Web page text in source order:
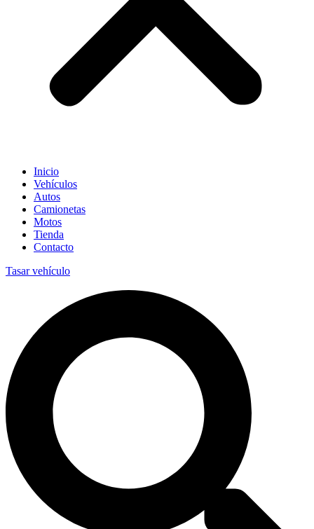
Inicio
Vehículos
Autos
Camionetas
Motos
Tienda
Contacto
Tasar vehículo